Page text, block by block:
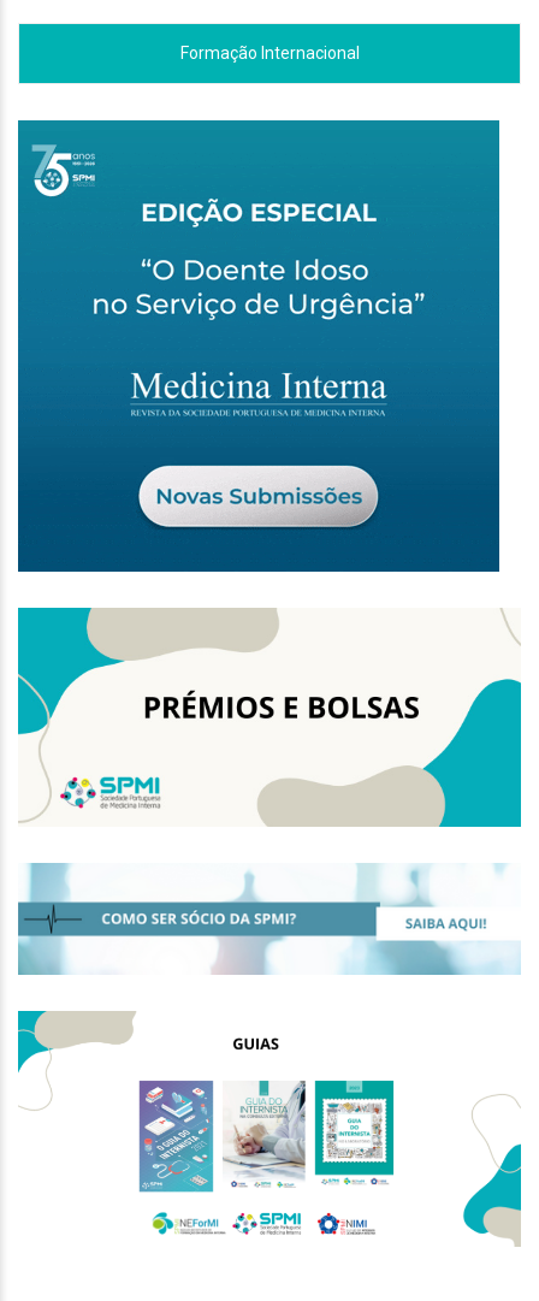
Formação Internacional